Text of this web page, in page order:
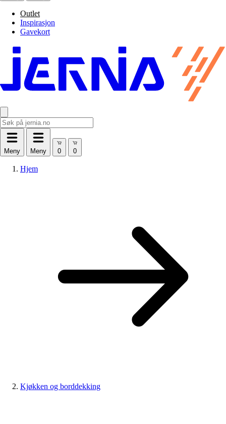
Outlet
Inspirasjon
Gavekort
Meny Meny
Hjem
Kjøkken og borddekking